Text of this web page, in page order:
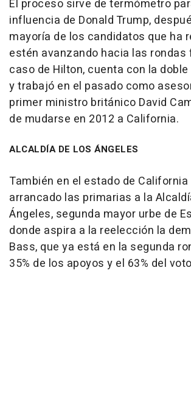
El proceso sirve de termómetro
influencia de Donald Trump,
mayoría de los candidatos que ha
estén avanzando hacia las rondas
caso de Hilton, cuenta con la
y trabajó en el pasado como
primer ministro británico David
de mudarse en 2012 a California.
ALCALDÍA DE LOS ÁNGELES
También en el estado de California
arrancado las primarias a la
Ángeles, segunda mayor urbe de
donde aspira a la reelección la
Bass, que ya está en la segunda
35% de los apoyos y el 63% del